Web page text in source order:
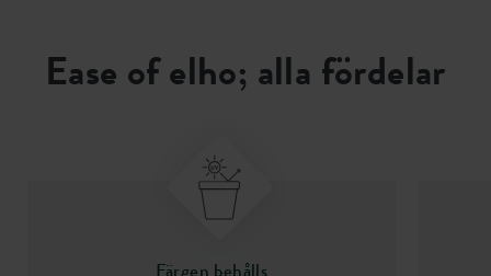
Ease of elho; alla fördelar
Färgen behålls